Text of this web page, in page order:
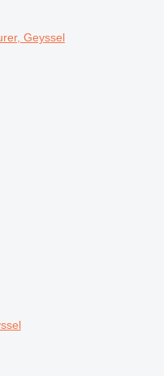
Geyssel